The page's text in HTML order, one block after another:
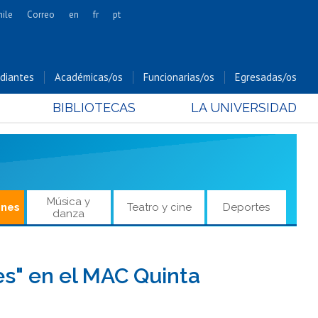
Cs. Forestales y Conservación
Cs. Sociales
Comunicación e Imagen
Odontología
Estudios Internacionales
Hospital Clínico
Correo en fr pt
Académicas/os Funcionarias/os Egresadas/os
BIBLIOTECAS LA UNIVERSIDAD
Música y
danza
Teatro y cine Deportes
en el MAC Quinta